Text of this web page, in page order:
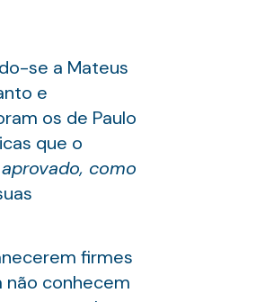
se a Mateus
e
os de Paulo
que o
como
firmes
não conhecem